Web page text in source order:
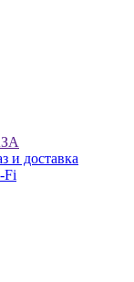
и доставка
Fi